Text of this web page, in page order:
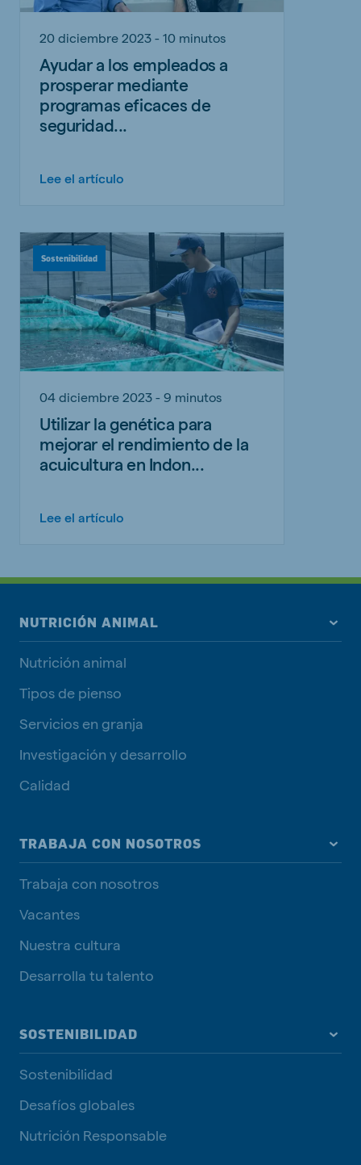
20 diciembre 2023 - 10 minutos
Ayudar a los empleados a
prosperar mediante
programas eficaces de
seguridad...
Lee el artículo
Sostenibilidad
04 diciembre 2023 - 9 minutos
Utilizar la genética para
mejorar el rendimiento de la
acuicultura en Indon...
Lee el artículo
NUTRICIÓN ANIMAL
Nutrición animal
Tipos de pienso
Servicios en granja
Investigación y desarrollo
Calidad
TRABAJA CON NOSOTROS
Trabaja con nosotros
Vacantes
Nuestra cultura
Desarrolla tu talento
SOSTENIBILIDAD
Sostenibilidad
Desafíos globales
Nutrición Responsable